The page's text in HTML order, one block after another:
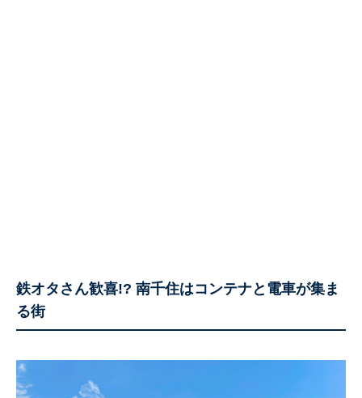
鉄オタさん歓喜!? 南千住はコンテナと電車が集ま
る街